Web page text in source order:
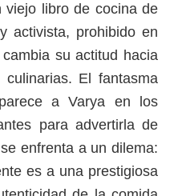
viejo libro de cocina de
activista, prohibido en
su actitud hacia
El fantasma
a Varya en los
para advertirla de
enfrenta a un dilema:
es a una prestigiosa